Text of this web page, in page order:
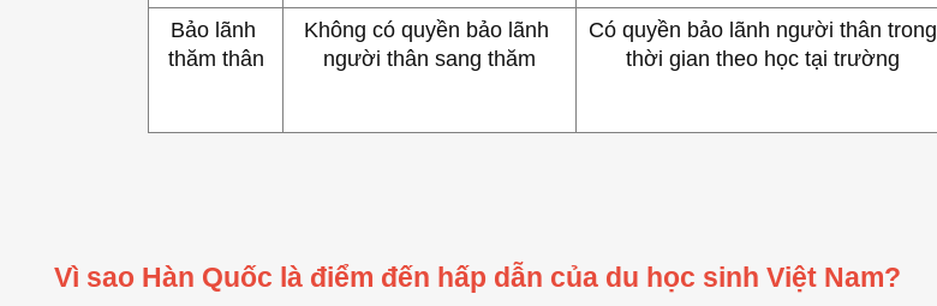
Bảo lãnh
thăm thân
Không có quyền bảo lãnh
người thân sang thăm
Có quyền bảo lãnh người thân trong
thời gian theo học tại trường
Vì sao Hàn Quốc là điểm đến hấp dẫn của du học sinh Việt Nam?